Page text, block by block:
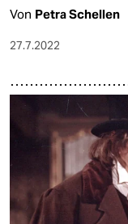
Von Petra Schellen
27.7.2022